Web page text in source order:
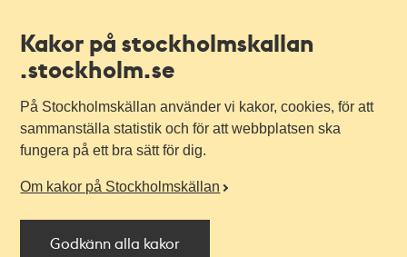
Kakor på stockholmskallan
.stockholm.se
På Stockholmskällan använder vi kakor, cookies, för att
sammanställa statistik och för att webbplatsen ska
fungera på ett bra sätt för dig.
Om kakor på Stockholmskällan
Godkänn alla kakor